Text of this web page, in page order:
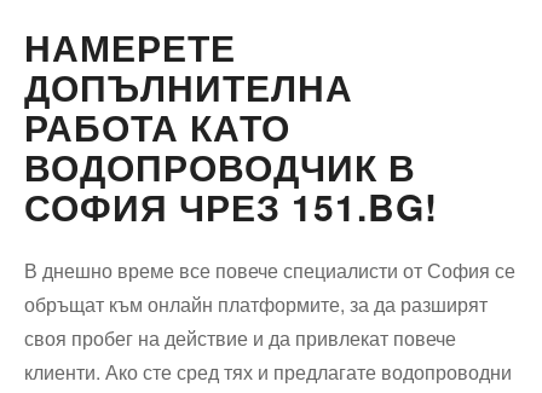
НАМЕРЕТЕ
ДОПЪЛНИТЕЛНА
РАБОТА КАТО
ВОДОПРОВОДЧИК В
СОФИЯ ЧРЕЗ 151.BG!
В днешно време все повече специалисти от София се
обръщат към онлайн платформите, за да разширят
своя пробег на действие и да привлекат повече
клиенти. Ако сте сред тях и предлагате водопроводни